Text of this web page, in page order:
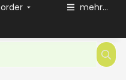
mehr...